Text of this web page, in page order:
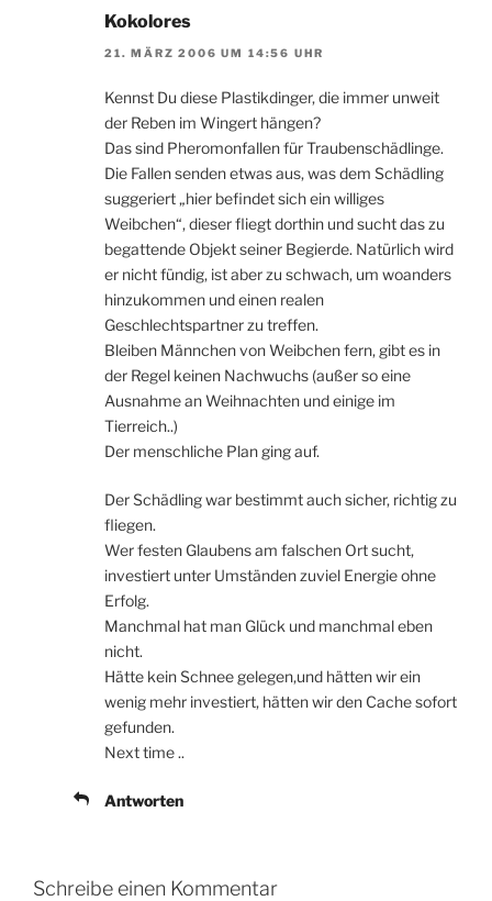
Kokolores
21. MÄRZ 2006 UM 14:56 UHR
Kennst Du diese Plastikdinger, die immer unweit
der Reben im Wingert hängen?
Das sind Pheromonfallen für Traubenschädlinge.
Die Fallen senden etwas aus, was dem Schädling
suggeriert „hier befindet sich ein williges
Weibchen“, dieser fliegt dorthin und sucht das zu
begattende Objekt seiner Begierde. Natürlich wird
er nicht fündig, ist aber zu schwach, um woanders
hinzukommen und einen realen
Geschlechtspartner zu treffen.
Bleiben Männchen von Weibchen fern, gibt es in
der Regel keinen Nachwuchs (außer so eine
Ausnahme an Weihnachten und einige im
Tierreich..)
Der menschliche Plan ging auf.
Der Schädling war bestimmt auch sicher, richtig zu
fliegen.
Wer festen Glaubens am falschen Ort sucht,
investiert unter Umständen zuviel Energie ohne
Erfolg.
Manchmal hat man Glück und manchmal eben
nicht.
Hätte kein Schnee gelegen,und hätten wir ein
wenig mehr investiert, hätten wir den Cache sofort
gefunden.
Next time ..
Antworten
Schreibe einen Kommentar